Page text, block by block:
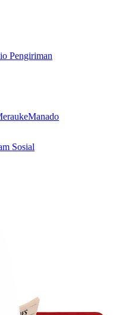
Pengiriman
Manado
Sosial